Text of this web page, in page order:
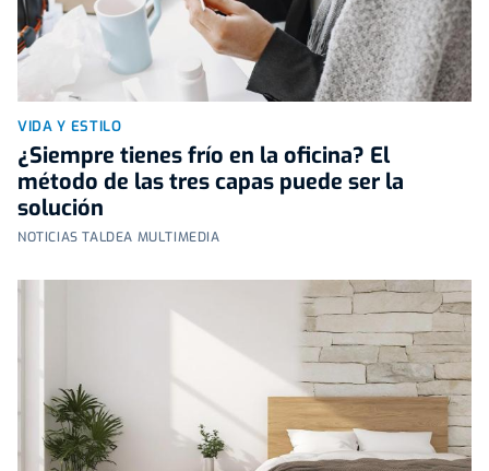
VIDA Y ESTILO
¿Siempre tienes frío en la oficina? El
método de las tres capas puede ser la
solución
NOTICIAS TALDEA MULTIMEDIA